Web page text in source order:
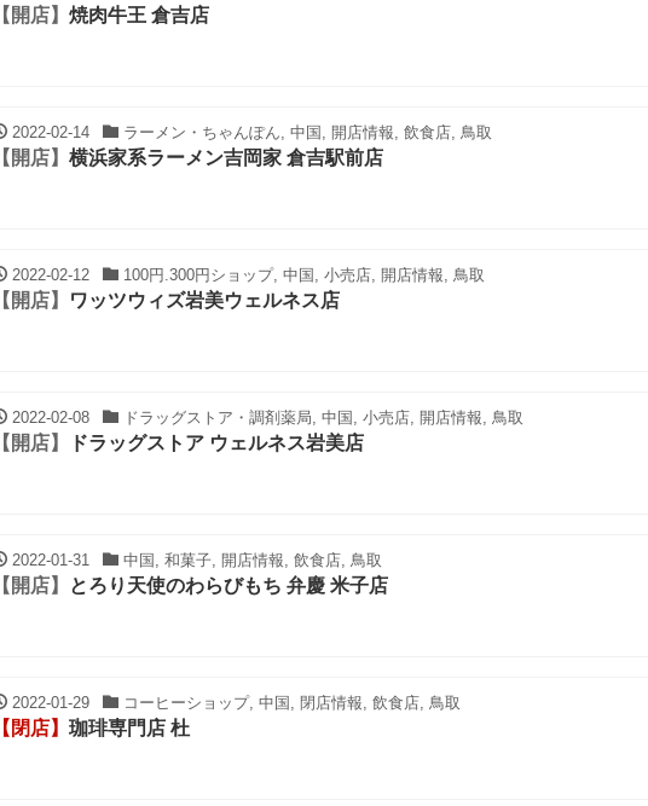
【開店】 焼肉牛王 倉吉店
2022-02-14 ラーメン・ちゃんぽん, 中国, 開店情報, 飲食店, 鳥取
【開店】 横浜家系ラーメン吉岡家 倉吉駅前店
2022-02-12 100円.300円ショップ, 中国, 小売店, 開店情報, 鳥取
【開店】 ワッツウィズ岩美ウェルネス店
2022-02-08 ドラッグストア・調剤薬局, 中国, 小売店, 開店情報, 鳥取
【開店】 ドラッグストア ウェルネス岩美店
2022-01-31 中国, 和菓子, 開店情報, 飲食店, 鳥取
【開店】 とろり天使のわらびもち 弁慶 米子店
2022-01-29 コーヒーショップ, 中国, 閉店情報, 飲食店, 鳥取
【閉店】 珈琲専門店 杜